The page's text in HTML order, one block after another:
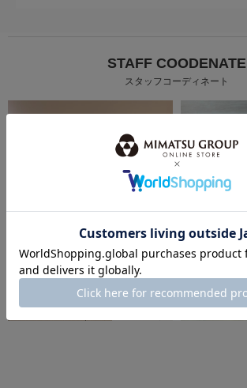
STAFF COODENATE
スタッフコーディネート